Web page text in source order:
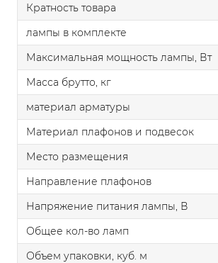
Кратность товара
лампы в комплекте
Максимальная мощность лампы, Вт
Масса брутто, кг
материал арматуры
Материал плафонов и подвесок
Место размещения
Направление плафонов
Напряжение питания лампы, В
Общее кол-во ламп
Объем упаковки, куб. м